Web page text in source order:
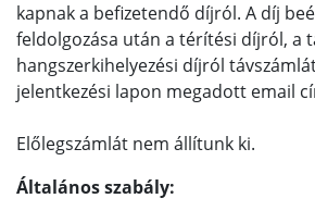
kapnak a befizetendő díjról. A díj
feldolgozása után a térítési díjról, a
hangszerkihelyezési díjról
jelentkezési lapon megadott email
Előlegszámlát nem állítunk ki.
Általános szabály: